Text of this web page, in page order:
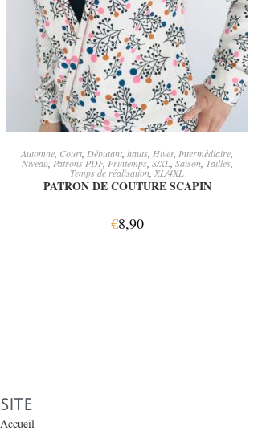
AJOUTER AU PANIER
Automne Court Débutant hauts Hiver, Intermédiaire
Niveau, Patrons PDF, Printemps, S/XL,Saison, Tailles,
Temps de réalisation XL/4XL
PATRON DE COUTURE SCAPIN
€8,90
SITE
Accueil